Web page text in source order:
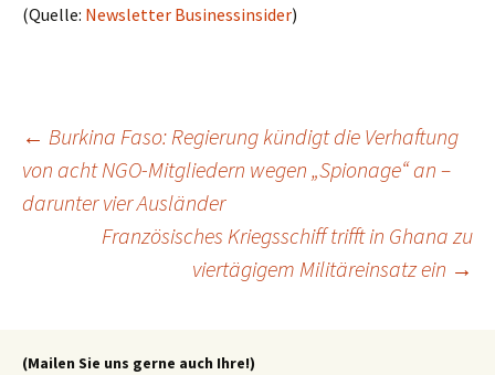
(Quelle: Newsletter Businessinsider)
Beitragsnavigation
← Burkina Faso: Regierung kündigt die Verhaftung
von acht NGO-Mitgliedern wegen „Spionage“ an –
darunter vier Ausländer
Französisches Kriegsschiff trifft in Ghana zu
viertägigem Militäreinsatz ein →
(Mailen Sie uns gerne auch Ihre!)